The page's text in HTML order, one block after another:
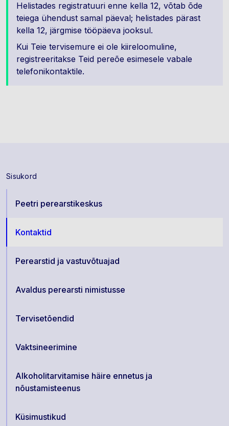
Sisukord
Peetri perearstikeskus
Kontaktid
Perearstid ja vastuvõtuajad
Avaldus perearsti nimistusse
Tervisetõendid
Vaktsineerimine
Alkoholitarvitamise häire ennetus ja
nõustamisteenus
Küsimustikud
Helistades registratuuri enne kella 12, võtab õde
teiega ühendust samal päeval; helistades pärast
kella 12, järgmise tööpäeva jooksul.
Kui Teie tervisemure ei ole kiireloomuline,
registreeritakse Teid pereõe esimesele vabale
telefonikontaktile.